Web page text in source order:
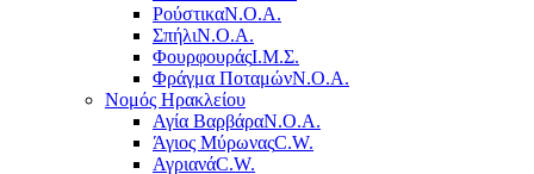
ΡούστικαΝ.Ο.Α.
ΣπήλιΝ.Ο.Α.
ΦουρφουράςΙ.Μ.Σ.
Φράγμα ΠοταμώνΝ.Ο.Α.
Νομός Ηρακλείου
Αγία ΒαρβάραΝ.Ο.Α.
Άγιος ΜύρωναςC.W.
ΑγριανάC.W.